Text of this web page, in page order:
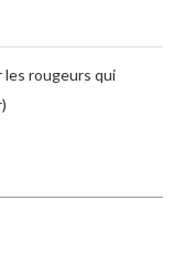
les rougeurs qui